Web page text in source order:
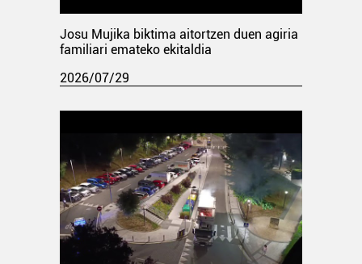
Josu Mujika biktima aitortzen duen agiria
familiari emateko ekitaldia
2026/07/29